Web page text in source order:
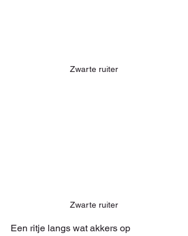
Zwarte ruiter
Zwarte ruiter
Een ritje langs wat akkers op